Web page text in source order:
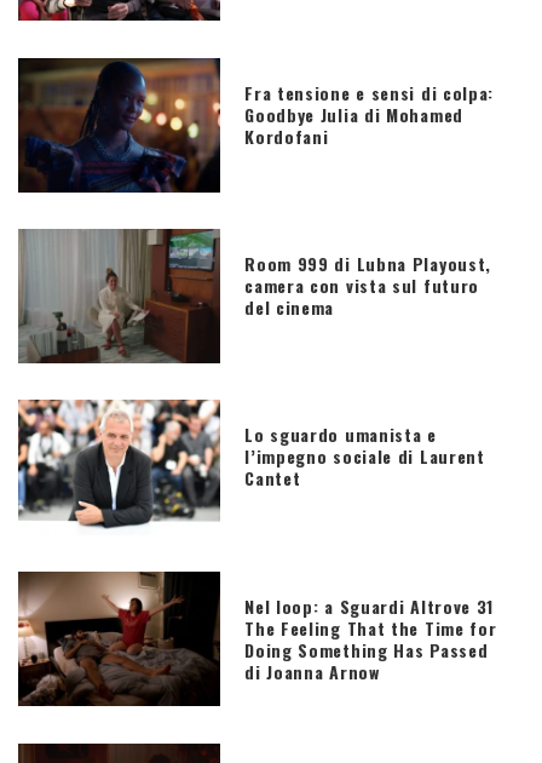
Fra tensione e sensi di colpa:
Goodbye Julia di Mohamed
Kordofani
Room 999 di Lubna Playoust,
camera con vista sul futuro
del cinema
Lo sguardo umanista e
l’impegno sociale di Laurent
Cantet
Nel loop: a Sguardi Altrove 31
The Feeling That the Time for
Doing Something Has Passed
di Joanna Arnow